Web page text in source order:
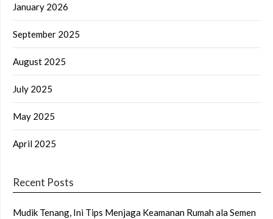
January 2026
September 2025
August 2025
July 2025
May 2025
April 2025
Recent Posts
Mudik Tenang, Ini Tips Menjaga Keamanan Rumah ala Semen